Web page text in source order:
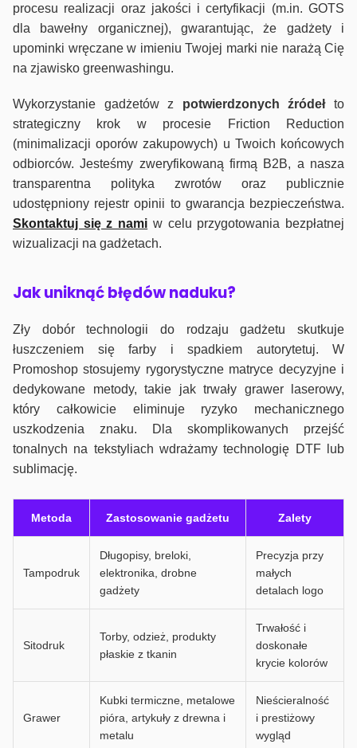
procesu realizacji oraz jakości i certyfikacji (m.in. GOTS
dla bawełny organicznej), gwarantując, że gadżety i
upominki wręczane w imieniu Twojej marki nie narażą Cię
na zjawisko greenwashingu.
Wykorzystanie gadżetów z potwierdzonych źródełto
strategiczny krok w procesie Friction Reduction
(minimalizacji oporów zakupowych) u Twoich końcowych
odbiorców. Jesteśmy zweryfikowaną firmą B2B, a nasza
transparentna polityka zwrotów oraz publicznie
udostępniony rejestr opinii to gwarancja bezpieczeństwa.
Skontaktuj się z nami w celu przygotowania bezpłatnej
wizualizacji na gadżetach.
Jak uniknąć błędów naduku?
Zły dobór technologii do rodzaju gadżetu skutkuje
łuszczeniem się farby i spadkiem autorytetuj. W
Promoshop stosujemy rygorystyczne matryce decyzyjne i
dedykowane metody, takie jak trwały grawer laserowy,
który całkowicie eliminuje ryzyko mechanicznego
uszkodzenia znaku. Dla skomplikowanych przejść
tonalnych na tekstyliach wdrażamy technologię DTF lub
sublimację.
Metoda Zastosowanie gadżetu Zalety
Tampodruk
Długopisy, breloki,
elektronika, drobne
gadżety
Precyzja przy
małych
detalach logo
Sitodruk
Torby, odzież, produkty
płaskie z tkanin
Trwałość i
doskonałe
krycie kolorów
Grawer
Kubki termiczne, metalowe
pióra, artykuły z drewna i
metalu
Nieścieralność
i prestiżowy
wygląd